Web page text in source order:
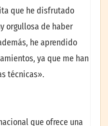
que he disfrutado
orgullosa de haber
he aprendido
ya que me han
técnicas».
que ofrece una